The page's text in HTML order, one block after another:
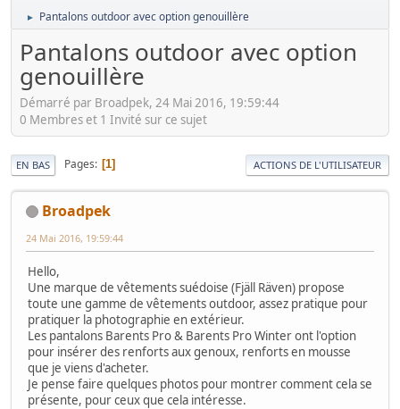
► Pantalons outdoor avec option genouillère
Pantalons outdoor avec option
genouillère
Démarré par Broadpek, 24 Mai 2016, 19:59:44
0 Membres et 1 Invité sur ce sujet
EN BAS Pages 1 ACTIONS DE L'UTILISATEUR
Broadpek
24 Mai 2016, 19:59:44
Hello,
Une marque de vêtements suédoise (Fjäll Räven) propose
toute une gamme de vêtements outdoor, assez pratique pour
pratiquer la photographie en extérieur.
Les pantalons Barents Pro & Barents Pro Winter ont l'option
pour insérer des renforts aux genoux, renforts en mousse
que je viens d'acheter.
Je pense faire quelques photos pour montrer comment cela se
présente, pour ceux que cela intéresse.